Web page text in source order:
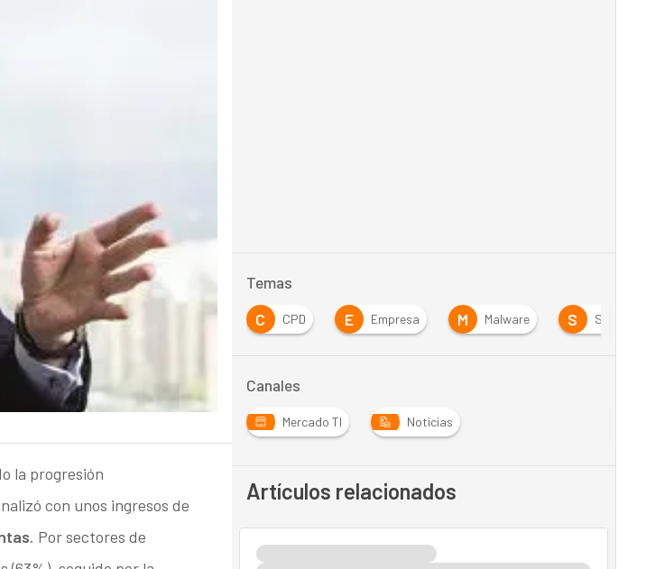
la progresión
con unos ingresos de
. Por sectores de
Temas
Banca C CPD E Empresa M Malware S
Canales
Mercado TI Noticias
Artículos relacionados